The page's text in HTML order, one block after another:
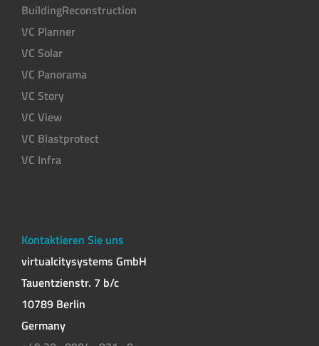
BuildingReconstruction
VC Planner
VC Solar
VC Panorama
VC Story
VC View
VC Blastprotect
VC Infra
Kontaktieren Sie uns
virtualcitysystems GmbH
Tauentzienstr. 7 b/c
10789 Berlin
Germany